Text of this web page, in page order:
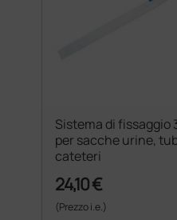
Sistema di fissaggio
per sacche urine,
cateteri
24,10 €
(Prezzo i.e.)